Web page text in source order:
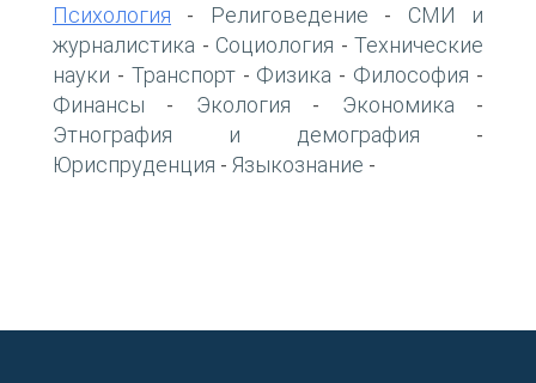
Психология - Религоведение - СМИ и
журналистика - Социология - Технические
науки - Транспорт- Физика - Философия -
Финансы - Экология - Экономика -
Этнография и демография -
Юриспруденция - Языкознание -